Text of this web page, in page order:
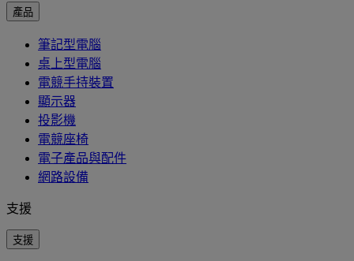
產品
筆記型電腦
桌上型電腦
電競手持裝置
顯示器
投影機
電競座椅
電子產品與配件
網路設備
支援
支援